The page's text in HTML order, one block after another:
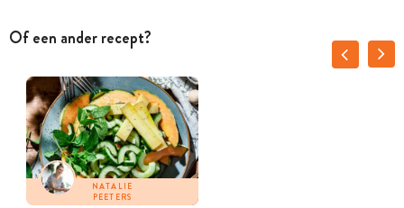
Of een ander recept?
NATALIE
PEETERS